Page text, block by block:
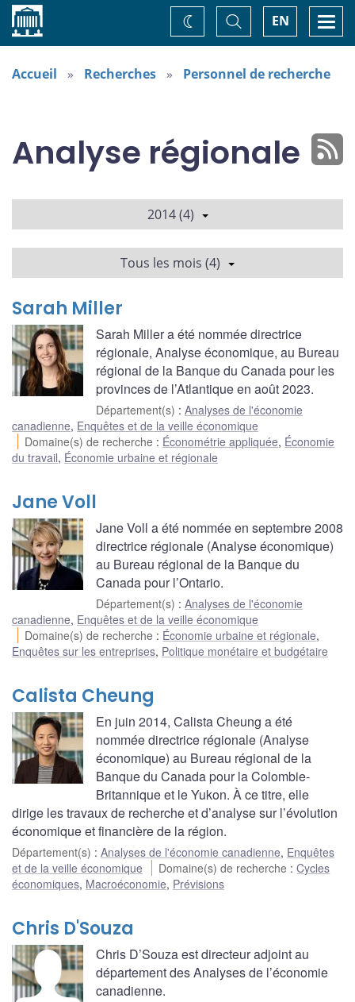
Accueil EN
Basculer
la
recherche
Changez
de
thème
Accueil Recherches Personnel de recherche
Analyse régionale
2014 (4)
Tous les mois (4)
Sarah Miller
Sarah Miller a été nommée directrice
régionale, Analyse économique, au Bureau
régional de la Banque du Canada pour les
provinces de l’Atlantique en août 2023.
Département(s) : Analyses de l'économie
canadienne, Enquêtes et de la veille économique
Domaine(s) de recherche : Économétrie appliquée, Économie
du travail, Économie urbaine et régionale
Jane Voll
Jane Voll a été nommée en septembre 2008
directrice régionale (Analyse économique)
au Bureau régional de la Banque du
Canada pour l’Ontario.
Département(s) : Analyses de l'économie
canadienne, Enquêtes et de la veille économique
Domaine(s) de recherche : Économie urbaine et régionale,
Enquêtes sur les entreprises, Politique monétaire et budgétaire
Calista Cheung
En juin 2014, Calista Cheung a été
nommée directrice régionale (Analyse
économique) au Bureau régional de la
Banque du Canada pour la Colombie-
Britannique et le Yukon. À ce titre, elle
dirige les travaux de recherche et d’analyse sur l’évolution
économique et financière de la région.
Département(s) : Analyses de l'économie canadienne, Enquêtes
et de la veille économique
Domaine(s) de recherche :Cycles
économiques, Macroéconomie, Prévisions
Chris D'Souza
Chris D’Souza est directeur adjoint au
département des Analyses de l’économie
canadienne.